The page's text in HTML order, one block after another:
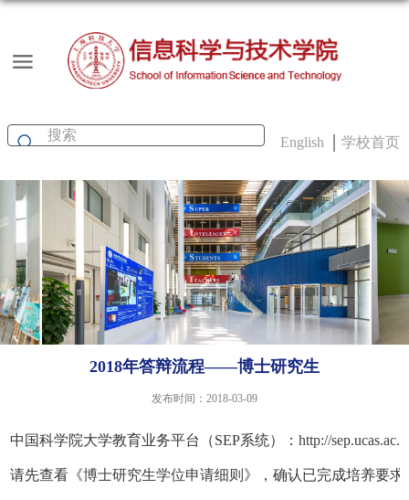
English 学校首页
2018年答辩流程——博士研究生
发布时间：2018-03-09
中国科学院大学教育业务平台（SEP系统）： http://
请先查看《博士研究生学位申请细则 》，确认已完成培养要求